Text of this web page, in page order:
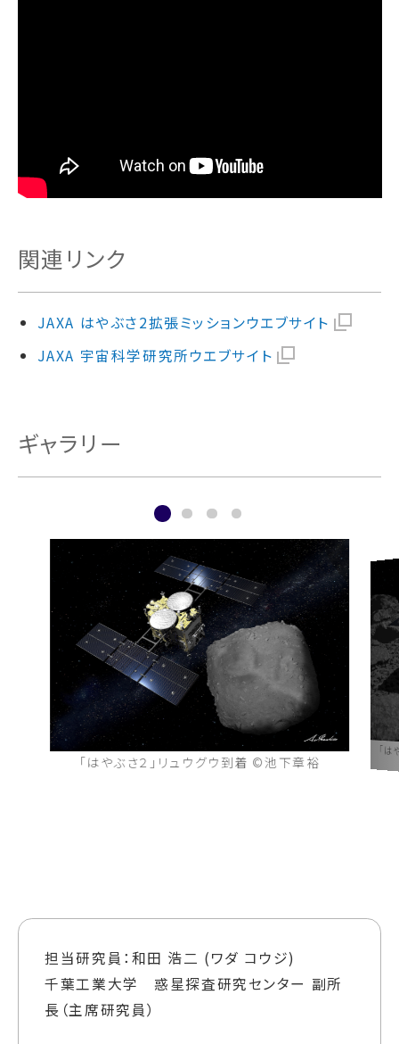
関連リンク
JAXA はやぶさ2拡張ミッションウエブサイト
JAXA 宇宙科学研究所ウエブサイト
ギャラリー
「はやぶさ２」リュウグウ到着 ©池下章裕
担当研究員：和田 浩二 (ワダ コウジ)
千葉工業大学 惑星探査研究センター 副所
長（主席研究員）